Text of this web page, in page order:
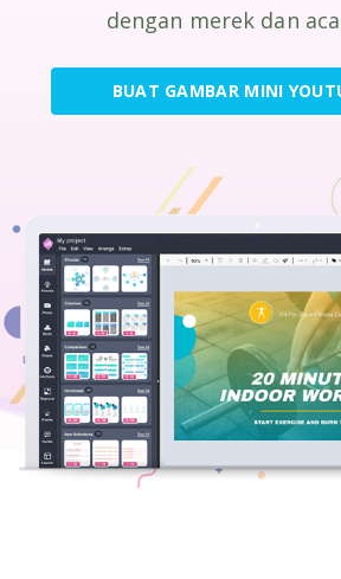
dengan merek dan
BUAT GAMBAR MINI